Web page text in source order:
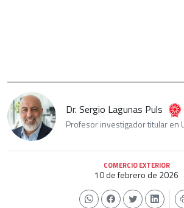
Dr. Sergio Lagunas Puls
Profesor investigador titular en
COMERCIO EXTERIOR
10 de febrero de 2026